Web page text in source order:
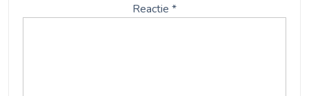
Reactie *